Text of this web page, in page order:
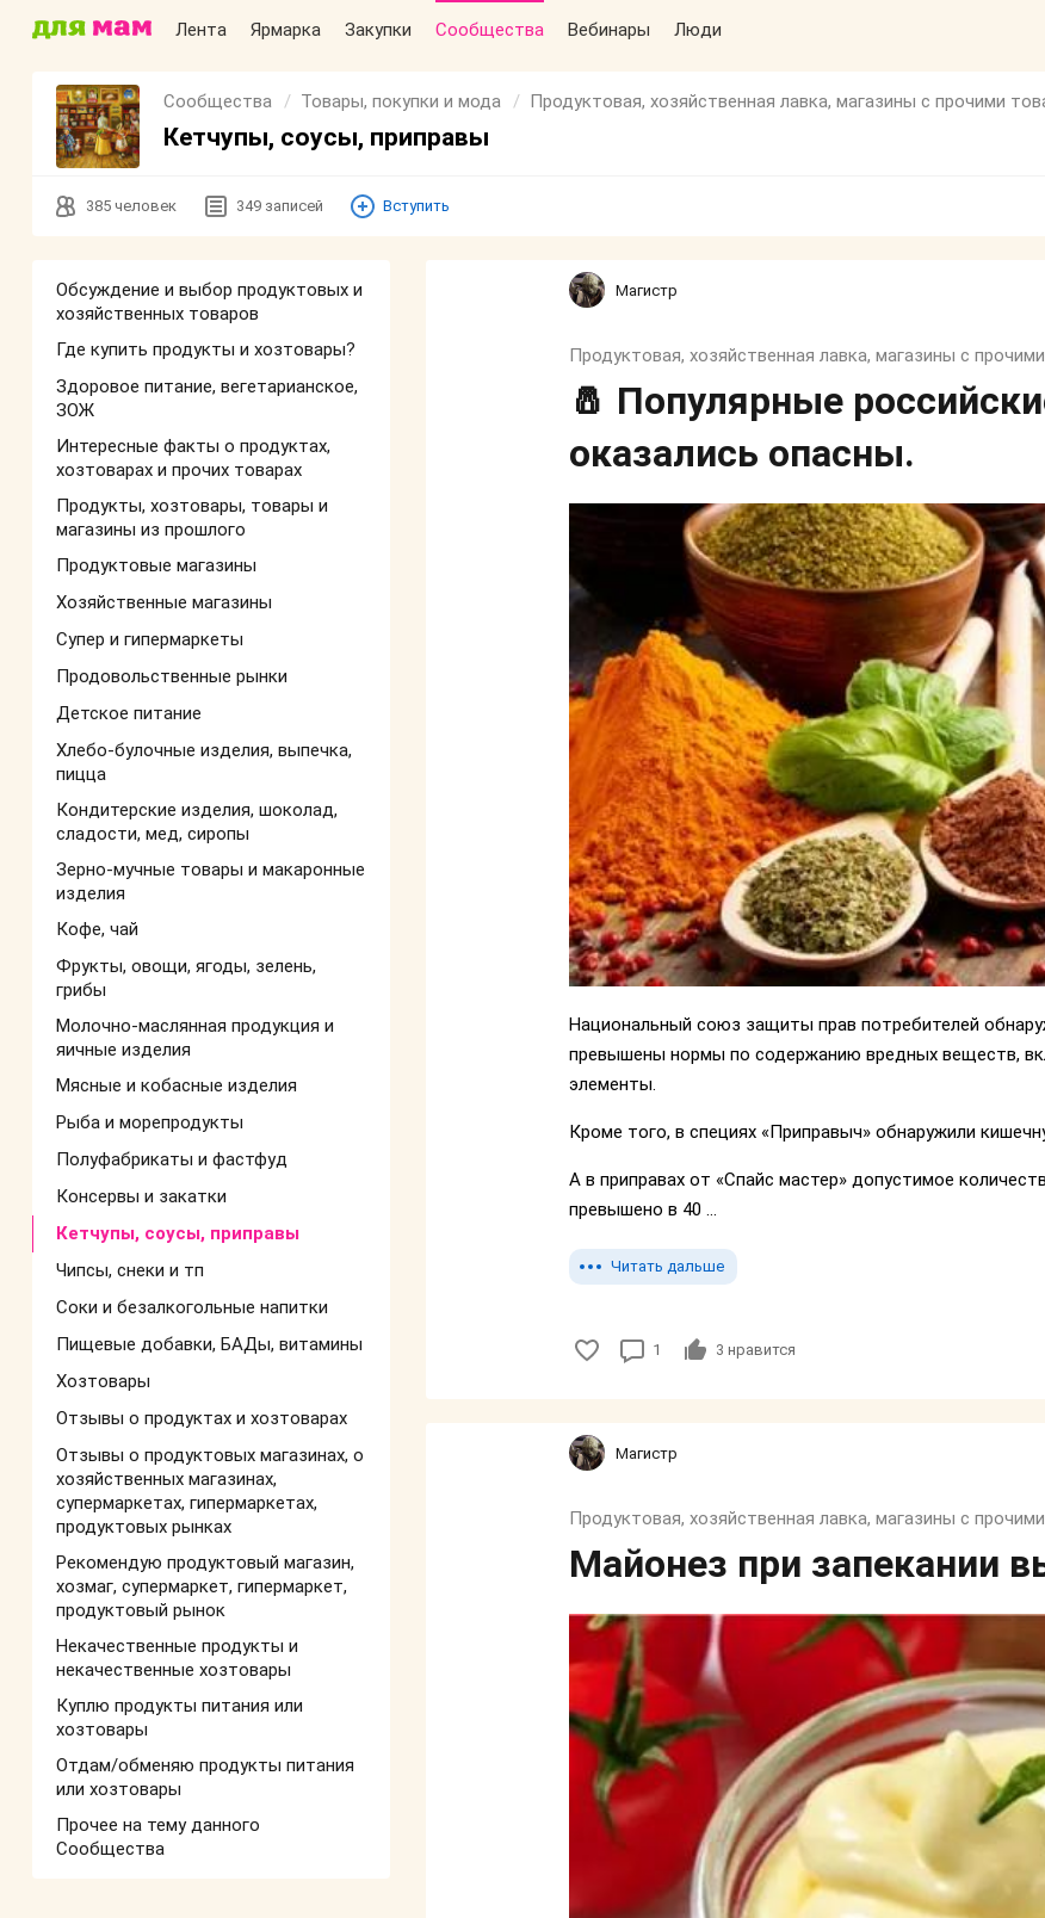
Лента Ярмарка Закупки Сообщества Вебинары Люди
Сообщества Товары, покупки и мода Продуктовая, хозяйственная лавка, магазины с прочими
Кетчупы, соусы, приправы
385 человек 349 записей Вступить
Обсуждение и выбор продуктовых и
хозяйственных товаров
Где купить продукты и хозтовары?
Здоровое питание, вегетарианское,
ЗОЖ
Интересные факты о продуктах,
хозтоварах и прочих товарах
Продукты, хозтовары, товары и
магазины из прошлого
Продуктовые магазины
Хозяйственные магазины
Супер и гипермаркеты
Продовольственные рынки
Детское питание
Хлебо-булочные изделия, выпечка,
пицца
Кондитерские изделия, шоколад,
сладости, мед, сиропы
Зерно-мучные товары и макаронные
изделия
Кофе, чай
Фрукты, овощи, ягоды, зелень,
грибы
Молочно-маслянная продукция и
яичные изделия
Мясные и кобасные изделия
Рыба и морепродукты
Полуфабрикаты и фастфуд
Консервы и закатки
Кетчупы, соусы, приправы
Чипсы, снеки и тп
Соки и безалкогольные напитки
Пищевые добавки, БАДы, витамины
Хозтовары
Отзывы о продуктах и хозтоварах
Отзывы о продуктовых магазинах, о
хозяйственных магазинах,
супермаркетах, гипермаркетах,
продуктовых рынках
Рекомендую продуктовый магазин,
хозмаг, супермаркет, гипермаркет,
продуктовый рынок
Некачественные продукты и
некачественные хозтовары
Куплю продукты питания или
хозтовары
Отдам/обменяю продукты питания
или хозтовары
Прочее на тему данного
Сообщества
Магистр
Продуктовая, хозяйственная лавка, магазины с
🧂 Популярные
оказались опасны.
Национальный союз защиты прав потребителей
превышены нормы по содержанию вредных веществ,
элементы.
Кроме того, в специях «Приправыч» обнаружили
А в приправах от «Спайс мастер» допустимое
превышено в 40 ...
Читать дальше
1 3 нравится
Магистр
Продуктовая, хозяйственная лавка, магазины с
Майонез при запекании